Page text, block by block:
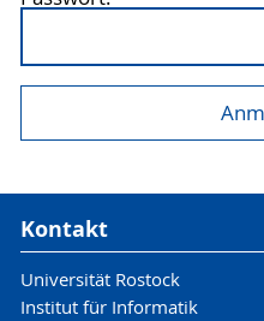
Kontakt
Universität Rostock
Institut für Informatik